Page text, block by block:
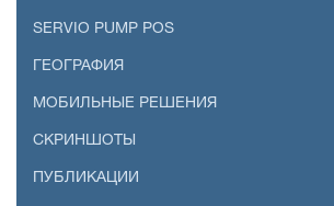
SERVIO PUMP POS
ГЕОГРАФИЯ
МОБИЛЬНЫЕ РЕШЕНИЯ
СКРИНШОТЫ
ПУБЛИКАЦИИ